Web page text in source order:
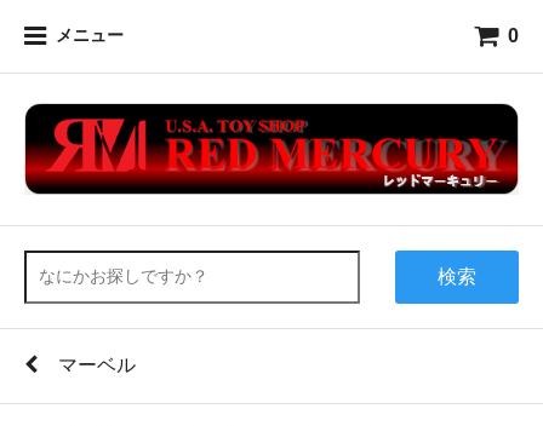
メニュー 0
検索
マーベル